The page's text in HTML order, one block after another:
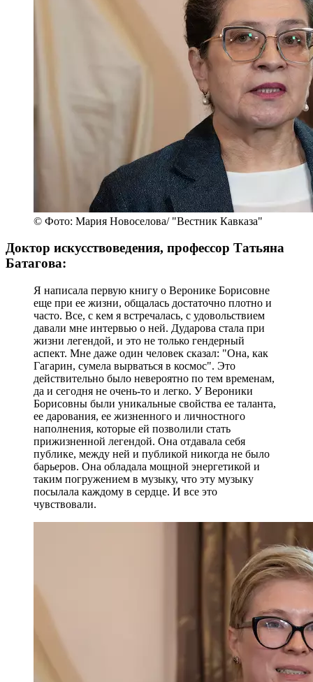
© Фото: Мария Новоселова/ "Вестник Кавказа"
Доктор искусствоведения, профессор Татьяна
Батагова:
Я написала первую книгу о Веронике Борисовне
еще при ее жизни, общалась достаточно плотно и
часто. Все, с кем я встречалась, с удовольствием
давали мне интервью о ней. Дударова стала при
жизни легендой, и это не только гендерный
аспект. Мне даже один человек сказал: "Она, как
Гагарин, сумела вырваться в космос". Это
действительно было невероятно по тем временам,
да и сегодня не очень-то и легко. У Вероники
Борисовны были уникальные свойства ее таланта,
ее дарования, ее жизненного и личностного
наполнения, которые ей позволили стать
прижизненной легендой. Она отдавала себя
публике, между ней и публикой никогда не было
барьеров. Она обладала мощной энергетикой и
таким погружением в музыку, что эту музыку
посылала каждому в сердце. И все это
чувствовали.